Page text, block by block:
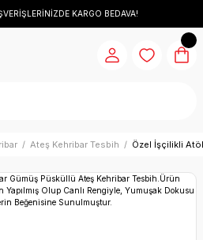
KARGO BEDAVA!
Ateş Kehribar Tesbih Özel İşçilikli